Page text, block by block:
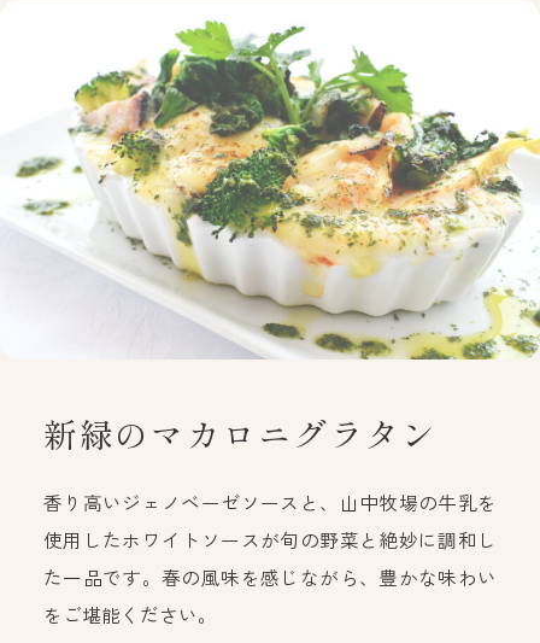
新緑のマカロニグラタン
香り高いジェノベーゼソースと、山中牧場の牛乳を
使用したホワイトソースが旬の野菜と絶妙に調和し
た一品です。春の風味を感じながら、豊かな味わい
をご堪能ください。